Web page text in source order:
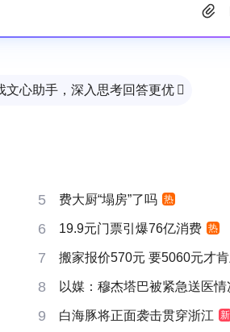
文心助手，深入思考回答更优 
5 费大厨“塌房”了吗 热
6 19.9元门票引爆76亿消费 热
7 搬家报价570元 要5060元才
8 以媒：穆杰塔巴被紧急送医情
9 白海豚将正面袭击贯穿浙江 新